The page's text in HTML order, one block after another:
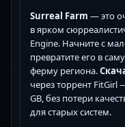
Surreal Farm — это
в ярком
Engine. Начните с
превратите его в
ферму региона.
через торрент FitGirl
GB, без потери
для старых систем.